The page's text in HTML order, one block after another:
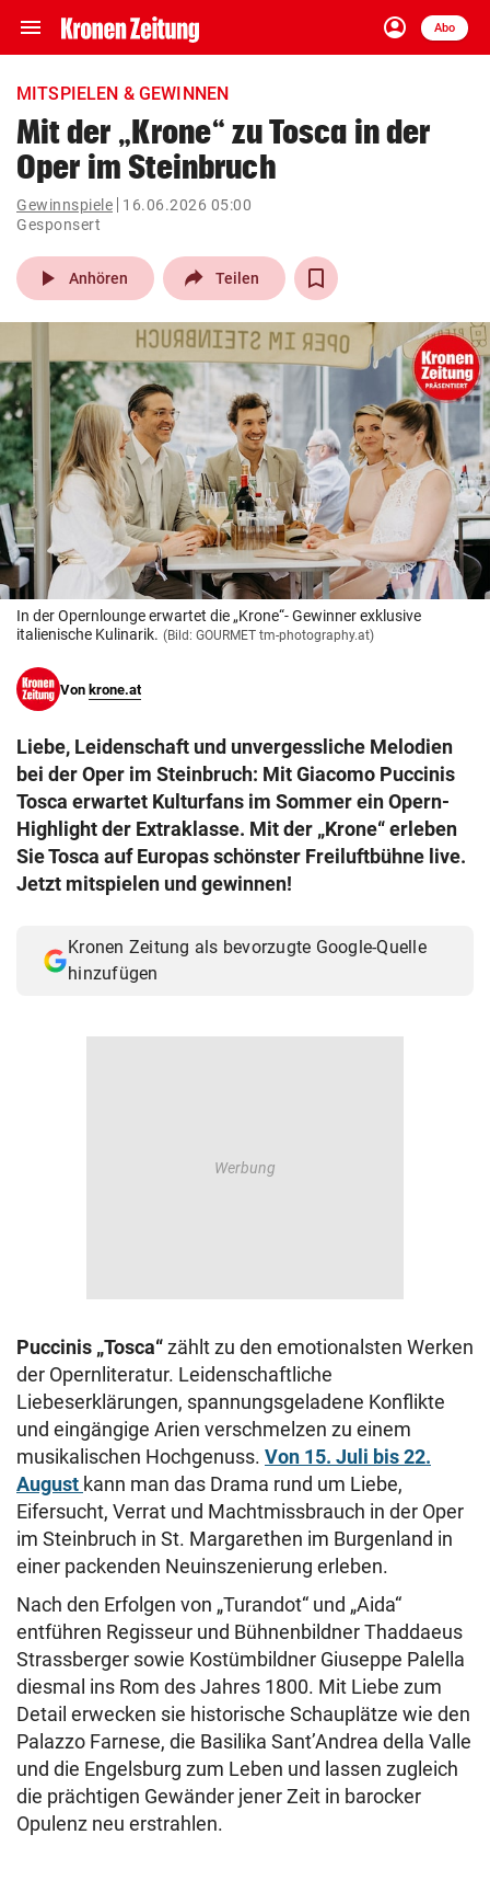
menu Navigation
ein-/ausklappen
account_circle
Anmelden
Abo
close Schließen
account_circle Anmelden
pin_drop
Wien
bookmark Merkliste
search
Suchbegriff
eingeben
© Krone Multimedia GmbH & Co KG 2026
Muthgasse 2, 1190 Wien
MITSPIELEN & GEWINNEN
Mit der „Krone“ zu Tosca in der
Oper im Steinbruch
Gewinnspiele
16.06.2026 05:00
Gesponsert
play_arrow Anhören Teilen
In der Opernlounge erwartet die „Krone“- Gewinner exklusive
italienische Kulinarik. (Bild: GOURMET tm-photography.at)
Von krone.at
Liebe, Leidenschaft und unvergessliche Melodien
bei der Oper im Steinbruch: Mit Giacomo Puccinis
Tosca erwartet Kulturfans im Sommer ein Opern-
Highlight der Extraklasse. Mit der „Krone“ erleben
Sie Tosca auf Europas schönster Freiluftbühne live.
Jetzt mitspielen und gewinnen!
Kronen Zeitung als bevorzugte Google-Quelle
hinzufügen
Puccinis „Tosca“zählt zu den emotionalsten Werken
der Opernliteratur. Leidenschaftliche
Liebeserklärungen, spannungsgeladene Konflikte
und eingängige Arien verschmelzen zu einem
musikalischen Hochgenuss. Von 15. Juli bis 22.
August kann man das Drama rund um Liebe,
Eifersucht, Verrat und Machtmissbrauch in der Oper
im Steinbruch in St. Margarethen im Burgenland in
einer packenden Neuinszenierung erleben.
Nach den Erfolgen von „Turandot“ und „Aida“
entführen Regisseur und Bühnenbildner Thaddaeus
Strassberger sowie Kostümbildner Giuseppe Palella
diesmal ins Rom des Jahres 1800. Mit Liebe zum
Detail erwecken sie historische Schauplätze wie den
Palazzo Farnese, die Basilika Sant’Andrea della Valle
und die Engelsburg zum Leben und lassen zugleich
die prächtigen Gewänder jener Zeit in barocker
Opulenz neu erstrahlen.